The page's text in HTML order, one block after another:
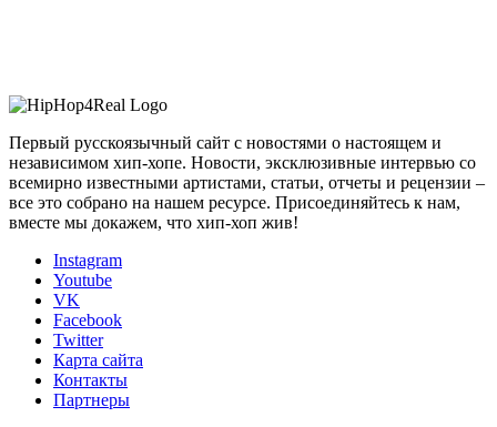
Первый русскоязычный сайт с новостями о настоящем и
независимом хип-хопе. Новости, эксклюзивные интервью со
всемирно известными артистами, статьи, отчеты и рецензии –
все это собрано на нашем ресурсе. Присоединяйтесь к нам,
вместе мы докажем, что хип-хоп жив!
Instagram
Youtube
VK
Facebook
Twitter
Карта сайта
Контакты
Партнеры